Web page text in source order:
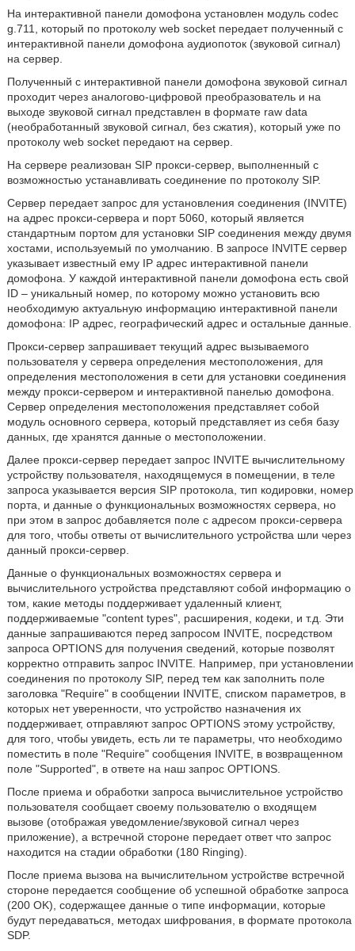
На интерактивной панели домофона установлен модуль codec
g.711, который по протоколу web socket передает полученный с
интерактивной панели домофона аудиопоток (звуковой сигнал)
на сервер.
Полученный с интерактивной панели домофона звуковой сигнал
проходит через аналогово-цифровой преобразователь и на
выходе звуковой сигнал представлен в формате raw data
(необработанный звуковой сигнал, без сжатия), который уже по
протоколу web socket передают на сервер.
На сервере реализован SIP прокси-сервер, выполненный с
возможностью устанавливать соединение по протоколу SIP.
Сервер передает запрос для установления соединения (INVITE)
на адрес прокси-сервера и порт 5060, который является
стандартным портом для установки SIP соединения между двумя
хостами, используемый по умолчанию. В запросе INVITE сервер
указывает известный ему IP адрес интерактивной панели
домофона. У каждой интерактивной панели домофона есть свой
ID – уникальный номер, по которому можно установить всю
необходимую актуальную информацию интерактивной панели
домофона: IP адрес, географический адрес и остальные данные.
Прокси-сервер запрашивает текущий адрес вызываемого
пользователя у сервера определения местоположения, для
определения местоположения в сети для установки соединения
между прокси-сервером и интерактивной панелью домофона.
Сервер определения местоположения представляет собой
модуль основного сервера, который представляет из себя базу
данных, где хранятся данные о местоположении.
Далее прокси-сервер передает запрос INVITE вычислительному
устройству пользователя, находящемуся в помещении, в теле
запроса указывается версия SIP протокола, тип кодировки, номер
порта, и данные о функциональных возможностях сервера, но
при этом в запрос добавляется поле с адресом прокси-сервера
для того, чтобы ответы от вычислительного устройства шли через
данный прокси-сервер.
Данные о функциональных возможностях сервера и
вычислительного устройства представляют собой информацию о
том, какие методы поддерживает удаленный клиент,
поддерживаемые "content types", расширения, кодеки, и т.д. Эти
данные запрашиваются перед запросом INVITE, посредством
запроса OPTIONS для получения сведений, которые позволят
корректно отправить запрос INVITE. Например, при установлении
соединения по протоколу SIP, перед тем как заполнить поле
заголовка "Require" в сообщении INVITE, списком параметров, в
которых нет уверенности, что устройство назначения их
поддерживает, отправляют запрос OPTIONS этому устройству,
для того, чтобы увидеть, есть ли те параметры, что необходимо
поместить в поле "Require" сообщения INVITE, в возвращенном
поле "Supported", в ответе на наш запрос OPTIONS.
После приема и обработки запроса вычислительное устройство
пользователя сообщает своему пользователю о входящем
вызове (отображая уведомление/звуковой сигнал через
приложение), а встречной стороне передает ответ что запрос
находится на стадии обработки (180 Ringing).
После приема вызова на вычислительном устройстве встречной
стороне передается сообщение об успешной обработке запроса
(200 OK), содержащее данные о типе информации, которые
будут передаваться, методах шифрования, в формате протокола
SDP.